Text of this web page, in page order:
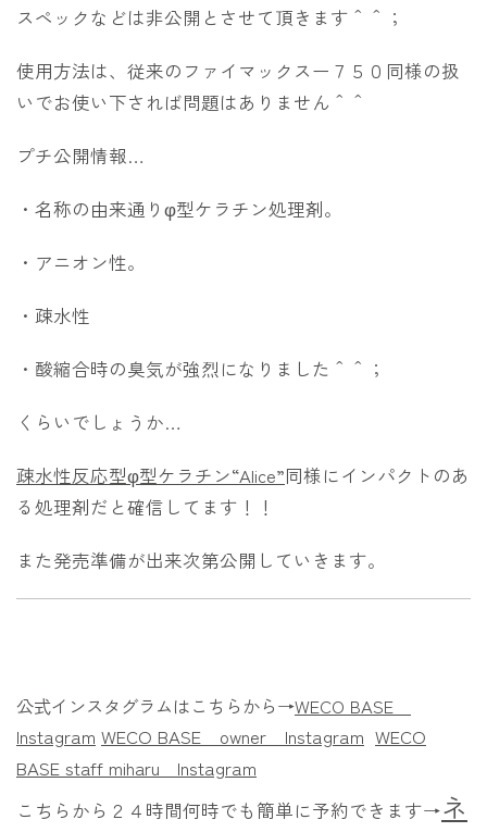
スペックなどは非公開とさせて頂きます＾＾；
使用方法は、従来のファイマックスー７５０同様の扱
いでお使い下されば問題はありません＾＾
プチ公開情報…
・名称の由来通りφ型ケラチン処理剤。
・アニオン性。
・疎水性
・酸縮合時の臭気が強烈になりました＾＾；
くらいでしょうか…
疎水性反応型φ型ケラチン“Alice”同様にインパクトのあ
る処理剤だと確信してます！！
また発売準備が出来次第公開していきます。
公式インスタグラムはこちらから→WECO BASE
Instagram WECO BASE owner Instagram WECO
BASE staff miharu Instagram
こちらから２４時間何時でも簡単に予約できます→ネ